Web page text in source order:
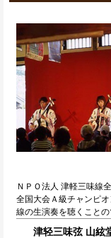
ＮＰＯ法人 津軽三味線
全国大会Ａ級チャンピ
線の生演奏を聴くことの
津轻三味弦